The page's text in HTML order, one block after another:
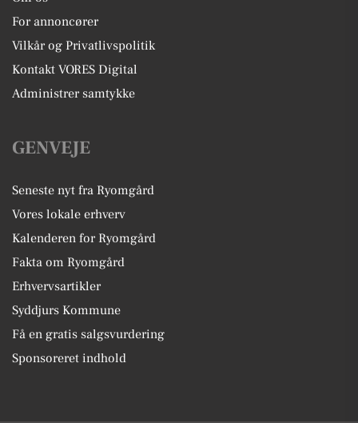
For annoncører
Vilkår og Privatlivspolitik
Kontakt VORES Digital
Administrer samtykke
GENVEJE
Seneste nyt fra Ryomgård
Vores lokale erhverv
Kalenderen for Ryomgård
Fakta om Ryomgård
Erhvervsartikler
Syddjurs Kommune
Få en gratis salgsvurdering
Sponsoreret indhold